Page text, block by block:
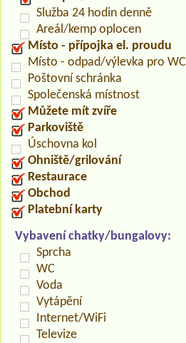
Služba 24 hodin denně
Areál/kemp oplocen
Místo - přípojka el. proudu
Místo - odpad/výlevka pro WC
Poštovní schránka
Společenská místnost
Můžete mít zvíře
Parkoviště
Úschovna kol
Ohniště/grilování
Restaurace
Obchod
Platební karty
Vybavení chatky/bungalovy:
Sprcha
WC
Voda
Vytápění
Internet/WiFi
Televize